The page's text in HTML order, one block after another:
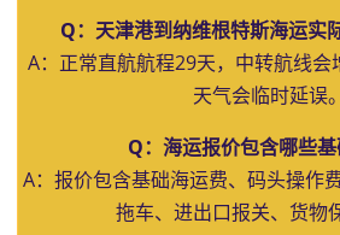
Q：天津港到纳维根特斯海运实
A：正常直航航程29天，中转航线会
天气会临时延误。
Q：海运报价包含哪些基
A：报价包含基础海运费、码头操作
拖车、进出口报关、货物